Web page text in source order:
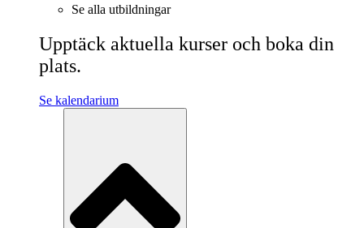
Se alla utbildningar
Upptäck aktuella kurser och boka din
plats.
Se kalendarium